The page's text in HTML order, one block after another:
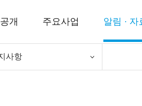
개 주요사업 알림 · 자
사항